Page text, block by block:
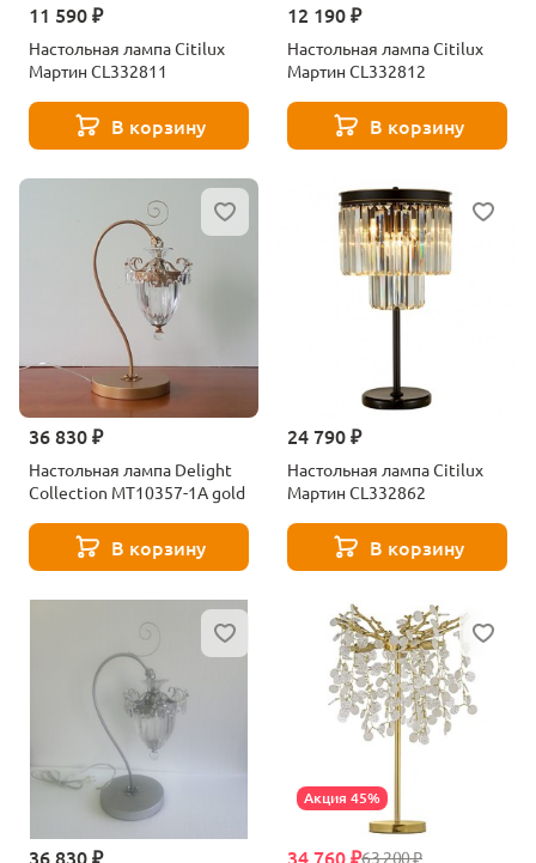
11 590 ₽
Настольная лампа Citilux
Мартин CL332811
В корзину
12 190 ₽
Настольная лампа Citilux
Мартин CL332812
В корзину
36 830 ₽
Настольная лампа Delight
Collection MT10357-1A gold
В корзину
24 790 ₽
Настольная лампа Citilux
Мартин CL332862
В корзину
36 830 ₽
Акция 45%
63 200 ₽
34 760 ₽